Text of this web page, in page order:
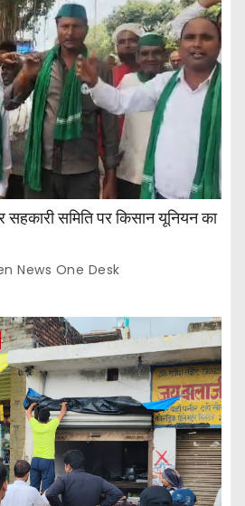
समिति पर किसान यूनियन का
News One Desk